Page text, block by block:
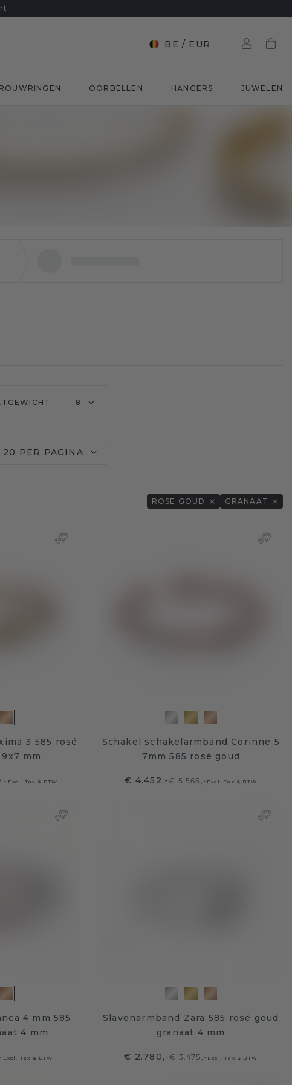
BE / EUR
OORBELLEN HANGERS JUWELEN
8
20 PER PAGINA
ROSE GOUD GRANAAT
3 585 rosé
mm
Excl. Tax & BTW
Schakel schakelarmband Corinne 5
7mm 585 rosé goud
€ 4.452,-€ 5.565,-Excl. Tax & BTW
4 mm 585
4 mm
Excl. Tax & BTW
Slavenarmband Zara 585 rosé goud
granaat 4 mm
€ 2.780,-€ 3.475,-Excl. Tax & BTW